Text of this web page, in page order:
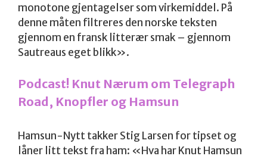
monotone gjentagelser som virkemiddel. På
denne måten filtreres den norske teksten
gjennom en fransk litterær smak – gjennom
Sautreaus eget blikk».
Podcast! Knut Nærum om Telegraph
Road, Knopfler og Hamsun
Hamsun-Nytt takker Stig Larsen for tipset og
låner litt tekst fra ham: «Hva har Knut Hamsun